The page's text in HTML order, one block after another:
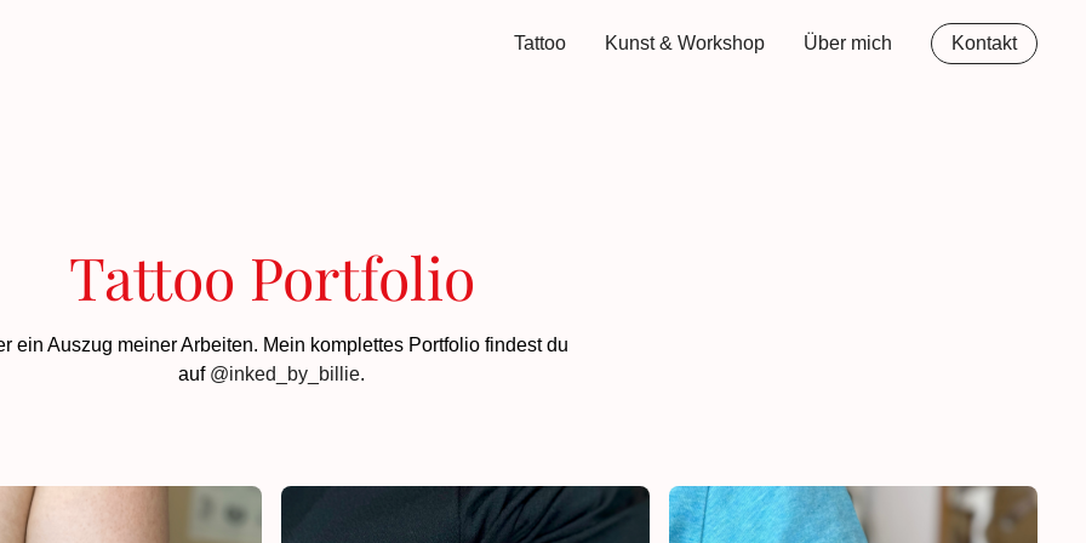
Tattoo Kunst & Workshop Über mich Kontakt
Tattoo Portfolio
ein Auszug meiner Arbeiten. Mein komplettes Portfolio findest du
auf @inked_by_billie.